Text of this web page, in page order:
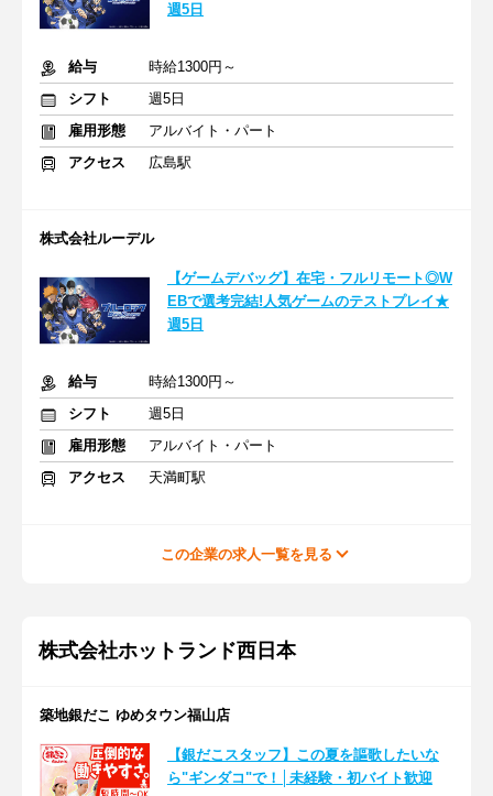
週5日
給与
時給1300円～
シフト
週5日
雇用形態
アルバイト・パート
アクセス
広島駅
株式会社ルーデル
【ゲームデバッグ】在宅・フルリモート◎W
EBで選考完結!人気ゲームのテストプレイ★
週5日
給与
時給1300円～
シフト
週5日
雇用形態
アルバイト・パート
アクセス
天満町駅
この企業の求人一覧を見る
株式会社ホットランド西日本
築地銀だこ ゆめタウン福山店
【銀だこスタッフ】この夏を謳歌したいな
ら"ギンダコ"で！│未経験・初バイト歓迎